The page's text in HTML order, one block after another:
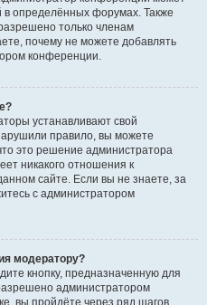
определённых форумах. Также
только членам
почему не можете добавлять
конференции.
устанавливают свой
правило, вы можете
это решение администратора
никакого отношения к
сайте. Если вы не знаете, за
с администратором
модератору?
кнопку, предназначенную для
администратором
вы пройдёте через ряд шагов,